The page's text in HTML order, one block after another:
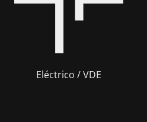
Eléctrico / VDE